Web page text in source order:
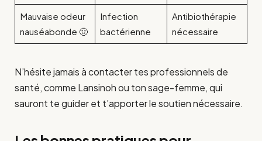
Mauvaise odeur
nauséabonde 🤢
Infection
bactérienne
Antibiothérapie
nécessaire
N’hésite jamais à contacter tes professionnels de
santé, comme Lansinoh ou ton sage-femme, qui
sauront te guider et t’apporter le soutien nécessaire.